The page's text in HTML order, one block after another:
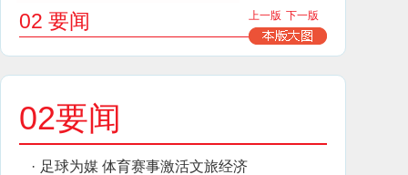
02 要闻 上一版 下一版
02要闻
· 足球为媒 体育赛事激活文旅经济